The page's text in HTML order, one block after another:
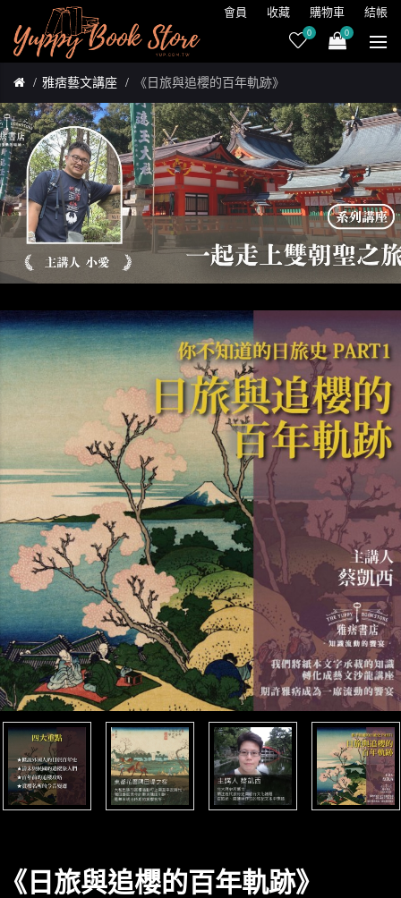
會員 收藏 購物車 結帳
0 0
雅痞藝文講座 《日旅與追櫻的百年軌跡》
《日旅與追櫻的百年軌跡》